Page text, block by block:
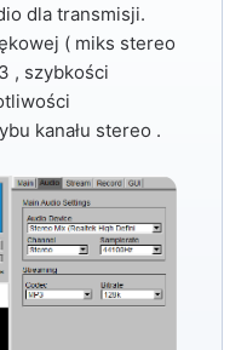
dla transmisji.
( miks stereo
, szybkości
kanału stereo .